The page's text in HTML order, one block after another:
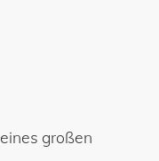
großen